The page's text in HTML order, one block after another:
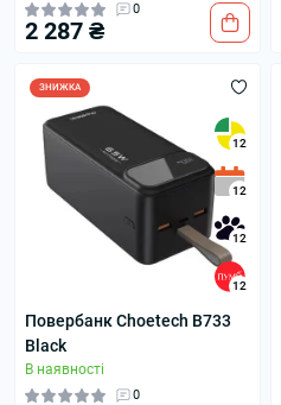
0
2 287 ₴
ЗНИЖКА
12
12
12
12
Повербанк Choetech B733
Black
В наявності
0